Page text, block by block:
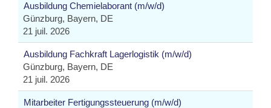
Ausbildung Chemielaborant (m/w/d)
Günzburg, Bayern, DE
21 juil. 2026
Ausbildung Fachkraft Lagerlogistik (m/w/d)
Günzburg, Bayern, DE
21 juil. 2026
Mitarbeiter Fertigungssteuerung (m/w/d)